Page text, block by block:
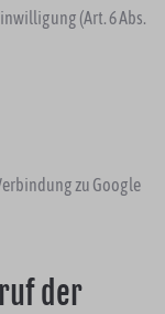
(Art. 6 Abs.
zu Google
der